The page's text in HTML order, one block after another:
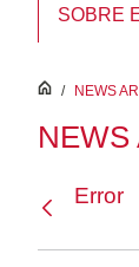
SOBRE
inici
/ NEWS
NEWS
Error